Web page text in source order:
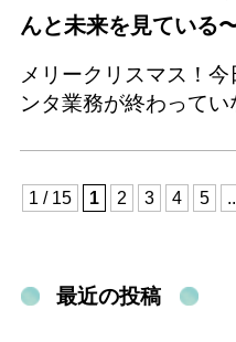
んと未来を見ている
メリークリスマス！
ンタ業務が終わって
1 / 15 1 2 3 4 5
最近の投稿